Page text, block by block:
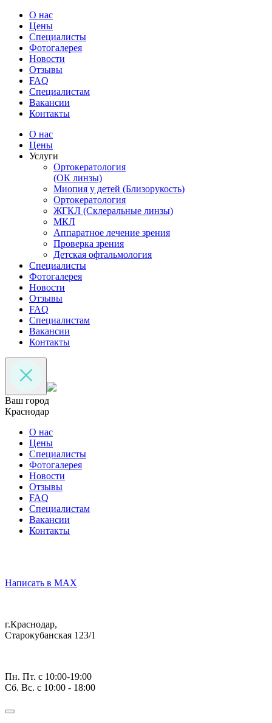
О нас
Цены
Специалисты
Фотогалерея
Новости
Отзывы
FAQ
Специалистам
Вакансии
Контакты
О нас
Цены
Услуги
Ортокератология
(ОК линзы)
Миопия у детей (Близорукость)
Ортокератология
ЖГКЛ (Склеральные линзы)
МКЛ
Аппаратное лечение зрения
Проверка зрения
Детская офтальмология
Специалисты
Фотогалерея
Новости
Отзывы
FAQ
Специалистам
Вакансии
Контакты
Ваш город
Краснодар
О нас
Цены
Специалисты
Фотогалерея
Новости
Отзывы
FAQ
Специалистам
Вакансии
Контакты
Написать в MAX
г.Краснодар,
Старокубанская 123/1
Пн. Пт. с 10:00-19:00
Сб. Вс. с 10:00 - 18:00